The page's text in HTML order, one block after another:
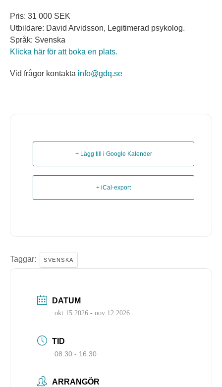
Pris: 31 000 SEK
Utbildare: David Arvidsson, Legitimerad psykolog.
Språk: Svenska
Klicka här för att boka en plats.
Vid frågor kontakta info@gdq.se
+ Lägg till i Google Kalender
+ iCal-export
Taggar: SVENSKA
DATUM
okt 15 2026 - nov 12 2026
TID
08.30 - 16.30
ARRANGÖR